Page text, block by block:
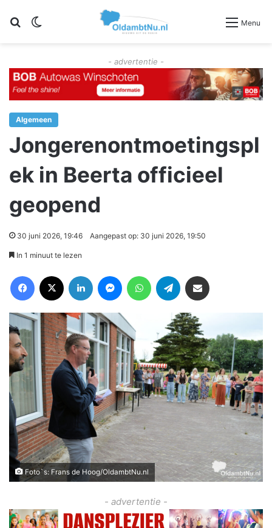
Zoeken Menu
- advertentie -
Algemeen
Jongerenontmoetingspl
ek in Beerta officieel
geopend
30 juni 2026, 19:46 Aangepast op: 30 juni 2026, 19:50
In 1 minuut te lezen
Foto`s: Frans de Hoog/OldambtNu.nl
- advertentie -